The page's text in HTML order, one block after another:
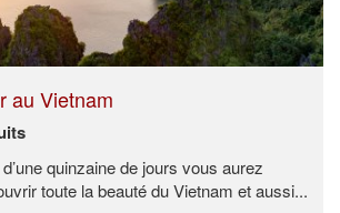
au Vietnam
quinzaine de jours vous aurez
toute la beauté du Vietnam et aussi...